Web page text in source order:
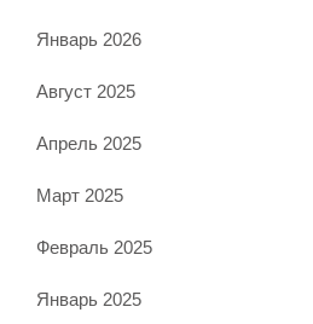
Январь 2026
Август 2025
Апрель 2025
Март 2025
Февраль 2025
Январь 2025